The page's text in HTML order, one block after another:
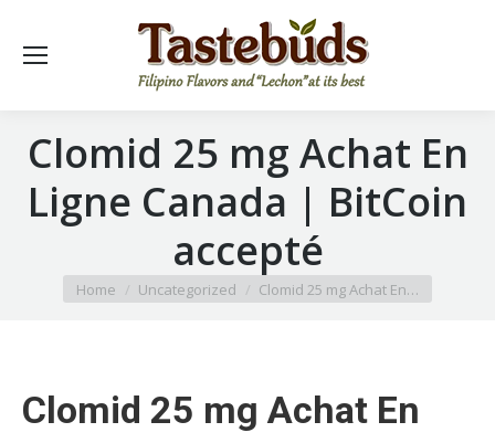
Clomid 25 mg Achat En
Ligne Canada | BitCoin
accepté
You are here:
Home Uncategorized Clomid 25 mg Achat En…
Clomid 25 mg Achat En